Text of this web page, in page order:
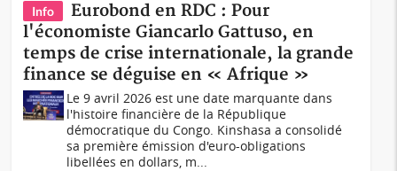
Info
Eurobond en RDC : Pour
l'économiste Giancarlo Gattuso, en
temps de crise internationale, la grande
finance se déguise en « Afrique »
Le 9 avril 2026 est une date marquante dans
l'histoire financière de la République
démocratique du Congo. Kinshasa a consolidé
sa première émission d'euro-obligations
libellées en dollars, m...